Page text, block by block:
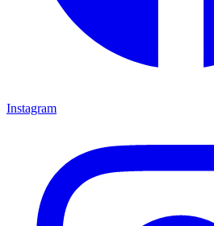
Instagram